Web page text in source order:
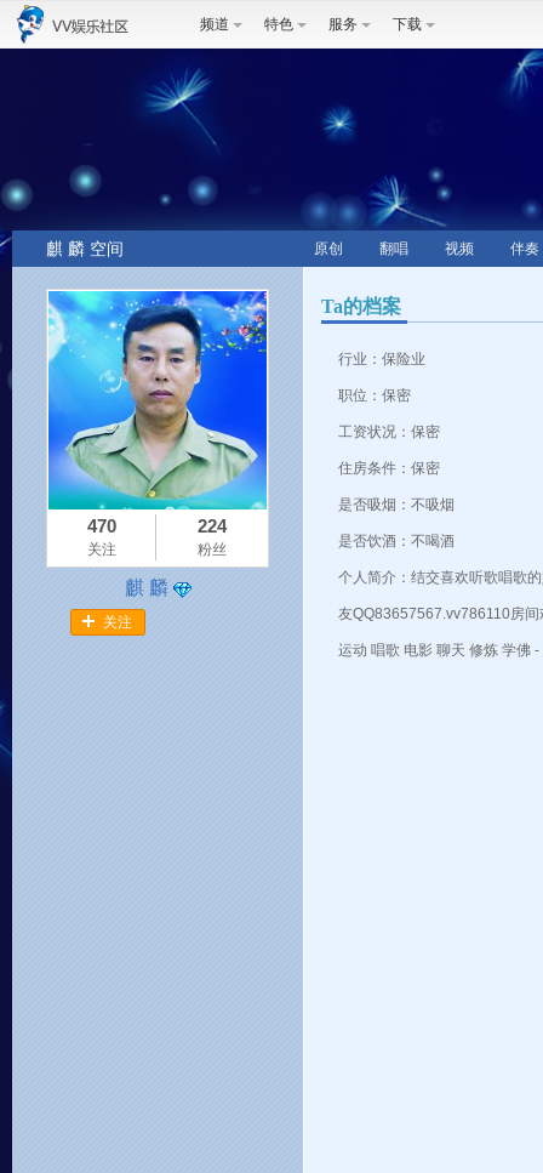
频道 特色 服务 下载
麒 麟 空间 原创 翻唱 视频 伴奏
470
关注
224
粉丝
麒 麟
关注
Ta的档案
行业： 保险业
职位： 保密
工资状况： 保密
住房条件： 保密
是否吸烟： 不吸烟
是否饮酒： 不喝酒
个人简介：结交喜欢听歌唱歌
友QQ83657567.vv786110房间
运动 唱歌 电影 聊天 修炼 学佛